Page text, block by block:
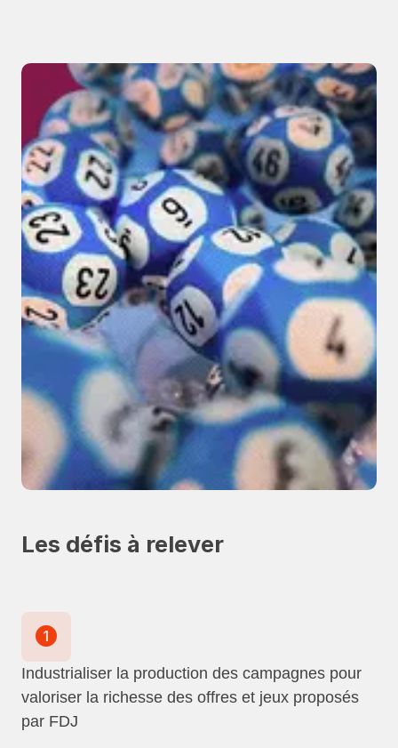
Les défis à relever
Industrialiser la production des campagnes pour
valoriser la richesse des offres et jeux proposés
par FDJ